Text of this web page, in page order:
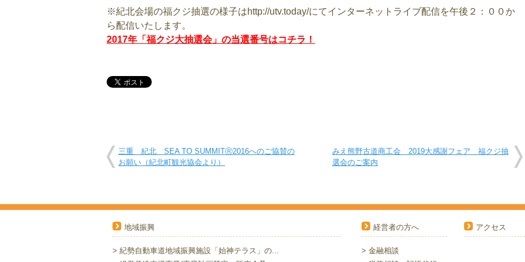
※紀北会場の福クジ抽選の様子はhttp://utv.today/にてインターネットライブ配信を午後２：００か
ら配信いたします。
2017年「福クジ大抽選会」の当選番号はコチラ！
三重 紀北 SEA TO SUMMITⓇ2016へのご協賛の
お願い（紀北町観光協会より）
みえ熊野古道商工会 2019大感謝フェア 福クジ抽
選会のご案内
地域振興
> 紀勢自動車道地域振興施設「始神テラス」の...
経営者の方へ
> 金融相談
アクセス